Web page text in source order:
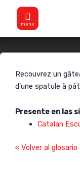
contenu
Flyout
Menu
Recouvrez un
d’une spatule à
Presente en las
Catalan
« Volver al glosario